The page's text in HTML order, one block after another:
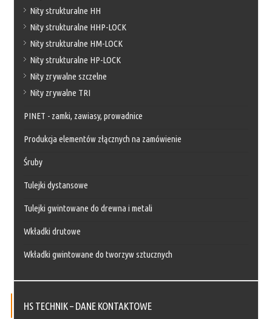
Nity strukturalne HH
Nity strukturalne HHP-LOCK
Nity strukturalne HM-LOCK
Nity strukturalne HP-LOCK
Nity zrywalne szczelne
Nity zrywalne TRI
PINET - zamki, zawiasy, prowadnice
Produkcja elementów złącznych na zamówienie
Śruby
Tulejki dystansowe
Tulejki gwintowane do drewna i metali
Wkładki drutowe
Wkładki gwintowane do tworzyw sztucznych
HS TECHNIK – DANE KONTAKTOWE